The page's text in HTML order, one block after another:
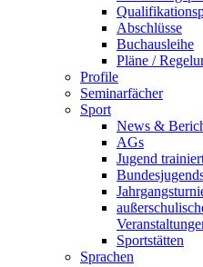
Abschlüsse
Buchausleihe
Pläne /
Profile
Seminarfächer
Sport
News &
AGs
Jugend
Sportstätten
Sprachen